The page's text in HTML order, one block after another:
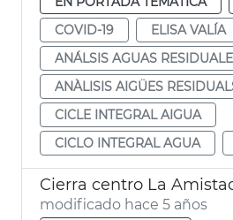
COVID-19
ELISA VALÍA
ANÁLSIS AGUAS
ANÀLISIS AIGÜES
CICLE INTEGRAL AIGUA
CICLO INTEGRAL AGUA
Cierra centro La
modificado hace 5 años